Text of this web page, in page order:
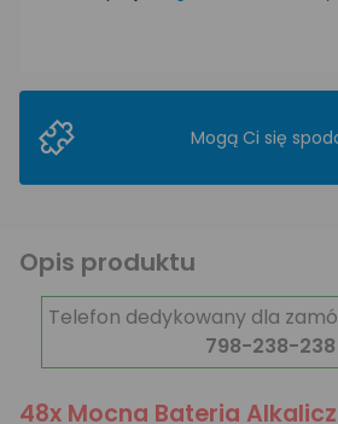
Mogą Ci się
Opis produktu
Telefon dedykowany dla
798-238-238
48x Mocna Bateria